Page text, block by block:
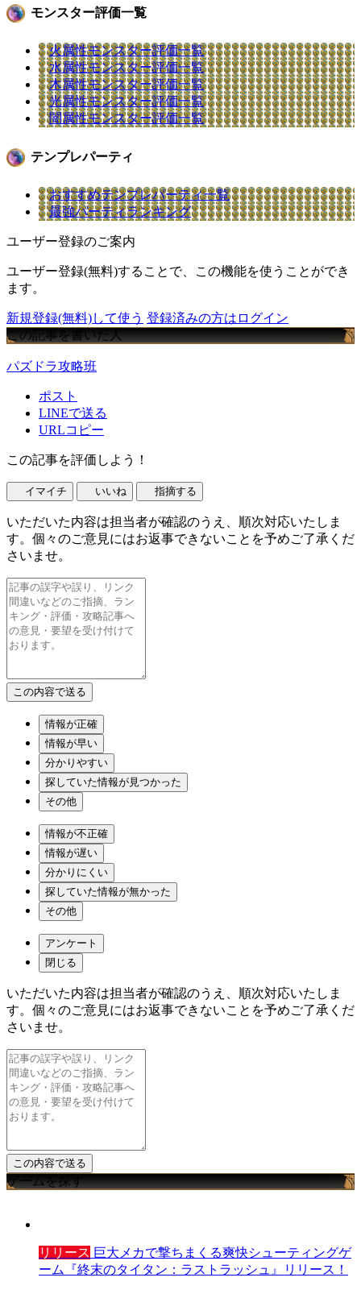
モンスター評価一覧
火属性モンスター評価一覧
水属性モンスター評価一覧
木属性モンスター評価一覧
光属性モンスター評価一覧
闇属性モンスター評価一覧
テンプレパーティ
おすすめテンプレパーティ一覧
最強パーティランキング
ユーザー登録のご案内
ユーザー登録(無料)することで、この機能を使うことができ
ます。
新規登録(無料)して使う 登録済みの方はログイン
この記事を書いた人
パズドラ攻略班
ポスト
LINEで送る
URLコピー
この記事を評価しよう！
イマイチ いいね 指摘する
いただいた内容は担当者が確認のうえ、順次対応いたしま
す。個々のご意見にはお返事できないことを予めご了承くだ
さいませ。
情報が正確
情報が早い
分かりやすい
探していた情報が見つかった
その他
情報が不正確
情報が遅い
分かりにくい
探していた情報が無かった
その他
アンケート
閉じる
いただいた内容は担当者が確認のうえ、順次対応いたしま
す。個々のご意見にはお返事できないことを予めご了承くだ
さいませ。
ゲームを探す
リリース 巨大メカで撃ちまくる爽快シューティングゲ
ーム『終末のタイタン：ラストラッシュ』リリース！